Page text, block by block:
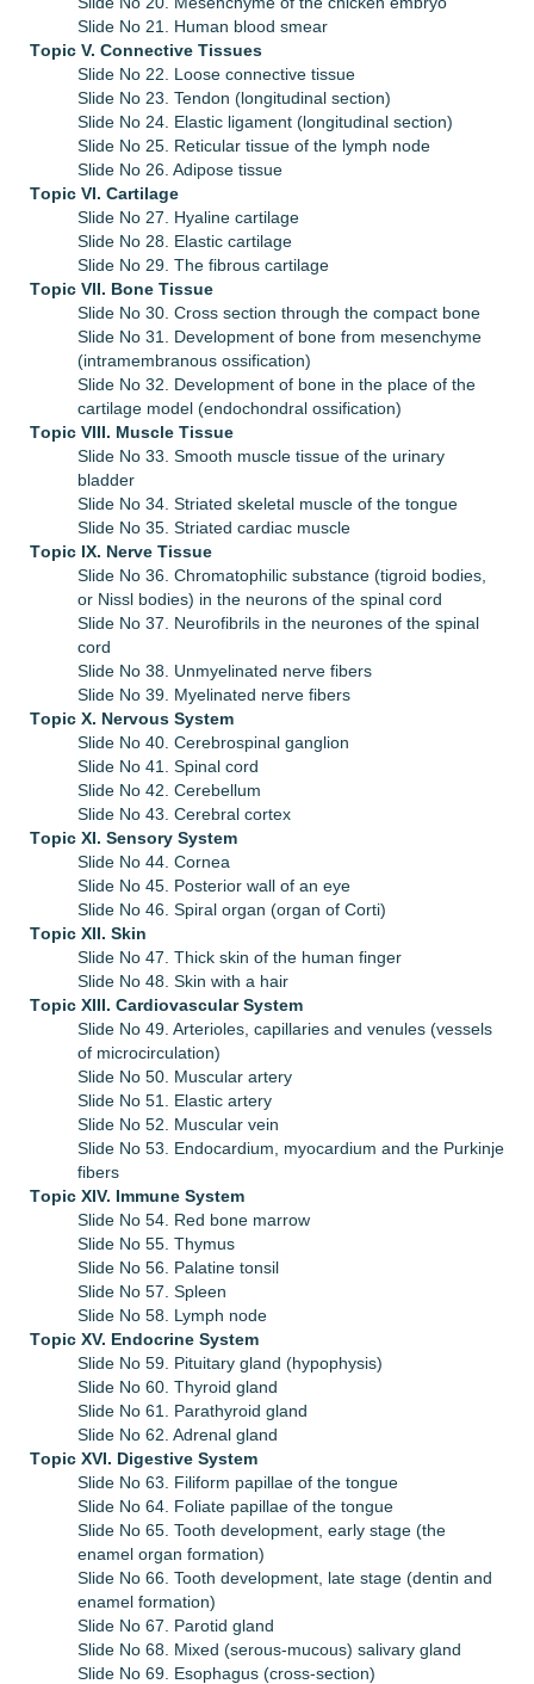
Slide No 21. Human blood smear
Тopic V. Connective Tissues
Slide No 22. Loose connective tissue
Slide No 23. Tendon (longitudinal section)
Slide No 24. Elastic ligament (longitudinal section)
Slide No 25. Reticular tissue of the lymph node
Slide No 26. Adipose tissue
Тopic VI. Cartilage
Slide No 27. Hyaline cartilage
Slide No 28. Elastic cartilage
Slide No 29. The fibrous cartilage
Тopic VII. Bone Tissue
Slide No 30. Cross section through the compact bone
Slide No 31. Development of bone from mesenchyme
(intramembranous ossification)
Slide No 32. Development of bone in the place of the
cartilage model (endochondral ossification)
Тopic VIII. Muscle Tissue
Slide No 33. Smooth muscle tissue of the urinary
bladder
Slide No 34. Striated skeletal muscle of the tongue
Slide No 35. Striated cardiac muscle
Тopic IX. Nerve Tissue
Slide No 36. Chromatophilic substance (tigroid bodies,
or Nissl bodies) in the neurons of the spinal cord
Slide No 37. Neurofibrils in the neurones of the spinal
cord
Slide No 38. Unmyelinated nerve fibers
Slide No 39. Myelinated nerve fibers
Тopic X. Nervous System
Slide No 40. Cerebrospinal ganglion
Slide No 41. Spinal cord
Slide No 42. Cerebellum
Slide No 43. Cerebral cortex
Тopic XI. Sensory System
Slide No 44. Cornea
Slide No 45. Posterior wall of an eye
Slide No 46. Spiral organ (organ of Corti)
Тopic XII. Skin
Slide No 47. Thick skin of the human finger
Slide No 48. Skin with a hair
Тopic XIII. Cardiovascular System
Slide No 49. Arterioles, capillaries and venules (vessels
of microcirculation)
Slide No 50. Muscular artery
Slide No 51. Elastic artery
Slide No 52. Muscular vein
Slide No 53. Endocardium, myocardium and the Purkinje
fibers
Тopic XIV. Immune System
Slide No 54. Red bone marrow
Slide No 55. Thymus
Slide No 56. Palatine tonsil
Slide No 57. Spleen
Slide No 58. Lymph node
Тopic XV. Endocrine System
Slide No 59. Pituitary gland (hypophysis)
Slide No 60. Thyroid gland
Slide No 61. Parathyroid gland
Slide No 62. Adrenal gland
Тopic XVI. Digestive System
Slide No 63. Filiform papillae of the tongue
Slide No 64. Foliate papillae of the tongue
Slide No 65. Tooth development, early stage (the
enamel organ formation)
Slide No 66. Tooth development, late stage (dentin and
enamel formation)
Slide No 67. Parotid gland
Slide No 68. Mixed (serous-mucous) salivary gland
Slide No 69. Esophagus (cross-section)